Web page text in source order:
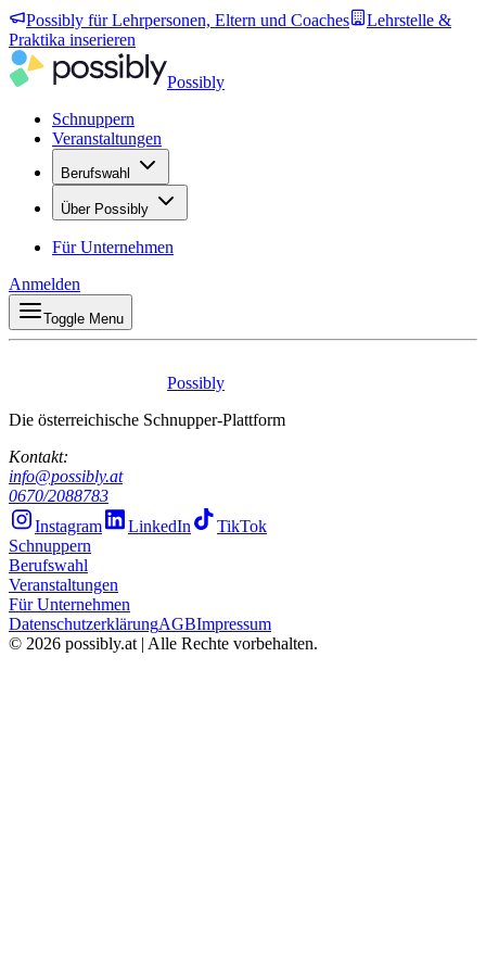
Possibly für Lehrpersonen, Eltern und Coaches
Lehrstelle &
Praktika inserieren
Possibly
Schnuppern
Veranstaltungen
Berufswahl
Über Possibly
Für Unternehmen
Anmelden
Toggle Menu
Possibly
Die österreichische Schnupper-Plattform
Kontakt:
info@possibly.at
0670/2088783
Instagram
LinkedIn
TikTok
Schnuppern
Berufswahl
Veranstaltungen
Für Unternehmen
DatenschutzerklärungAGBImpressum
© 2026 possibly.at | Alle Rechte vorbehalten.